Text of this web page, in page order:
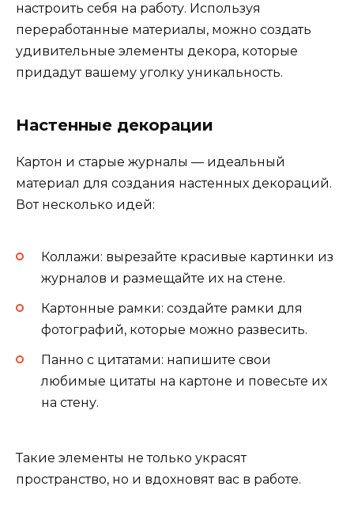
настроить себя на работу. Используя
переработанные материалы, можно создать
удивительные элементы декора, которые
придадут вашему уголку уникальность.
Настенные декорации
Картон и старые журналы — идеальный
материал для создания настенных декораций.
Вот несколько идей:
Коллажи: вырезайте красивые картинки из
журналов и размещайте их на стене.
Картонные рамки: создайте рамки для
фотографий, которые можно развесить.
Панно с цитатами: напишите свои
любимые цитаты на картоне и повесьте их
на стену.
Такие элементы не только украсят
пространство, но и вдохновят вас в работе.